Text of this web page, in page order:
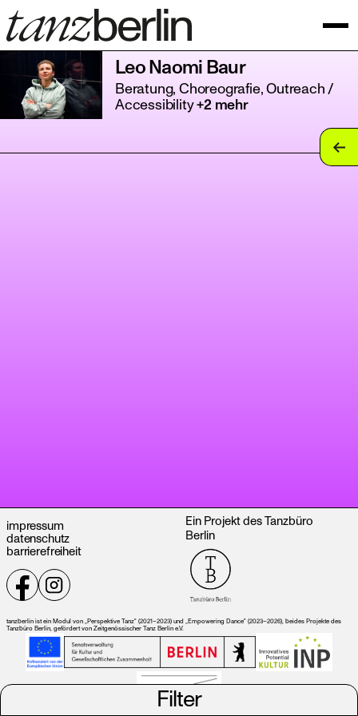
Leo Naomi Baur
Beratung, Choreografie, Outreach /
Accessibility+2 mehr
Filter
impressum
datenschutz
barrierefreiheit
Ein Projekt des Tanzbüro
Berlin
tanzberlin ist ein Modul von „Perspektive Tanz" (2021–2023) und „Empowering Dance" (2023–2026), beides Projekte des
Tanzbüro Berlin, gefördert von Zeitgenössischer Tanz Berlin e.V.